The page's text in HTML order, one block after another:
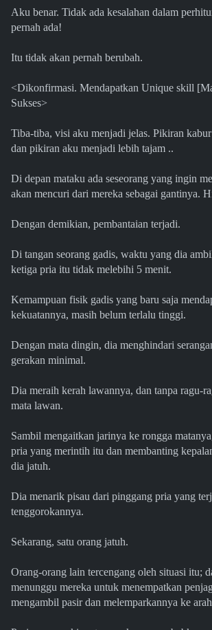
Aku benar. Tidak ada kesalahan dalam
pernah ada!
Itu tidak akan pernah berubah.
<Dikonfirmasi. Mendapatkan Unique skill
Sukses>
Tiba-tiba, visi aku menjadi jelas. Pikiran
dan pikiran aku menjadi lebih tajam ..
Di depan mataku ada seseorang yang ingin
akan mencuri dari mereka sebagai gantinya.
Dengan demikian, pembantaian terjadi.
Di tangan seorang gadis, waktu yang dia
ketiga pria itu tidak melebihi 5 menit.
Kemampuan fisik gadis yang baru saja
kekuatannya, masih belum terlalu tinggi.
Dengan mata dingin, dia menghindari
gerakan minimal.
Dia meraih kerah lawannya, dan tanpa ragu-
mata lawan.
Sambil mengaitkan jarinya ke rongga
pria yang merintih itu dan membanting
dia jatuh.
Dia menarik pisau dari pinggang pria yang
tenggorokannya.
Sekarang, satu orang jatuh.
Orang-orang lain tercengang oleh situasi itu;
menunggu mereka untuk menempatkan
mengambil pasir dan melemparkannya ke